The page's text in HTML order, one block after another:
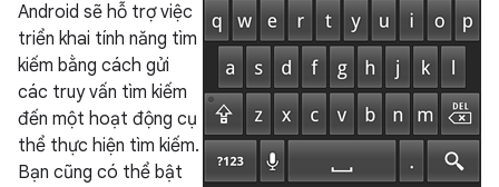
Android sẽ hỗ trợ việc
triển khai tính năng tìm
kiếm bằng cách gửi
các truy vấn tìm kiếm
đến một hoạt động cụ
thể thực hiện tìm kiếm.
Bạn cũng có thể bật